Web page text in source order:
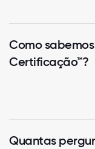
Como
Certificação™?
Quantas